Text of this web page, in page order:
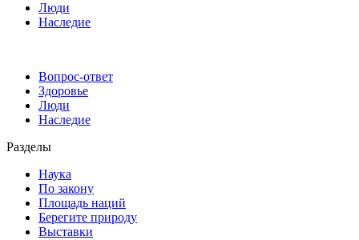
Люди
Наследие
Вопрос-ответ
Здоровье
Люди
Наследие
Разделы
Наука
По закону
Площадь наций
Берегите природу
Выставки